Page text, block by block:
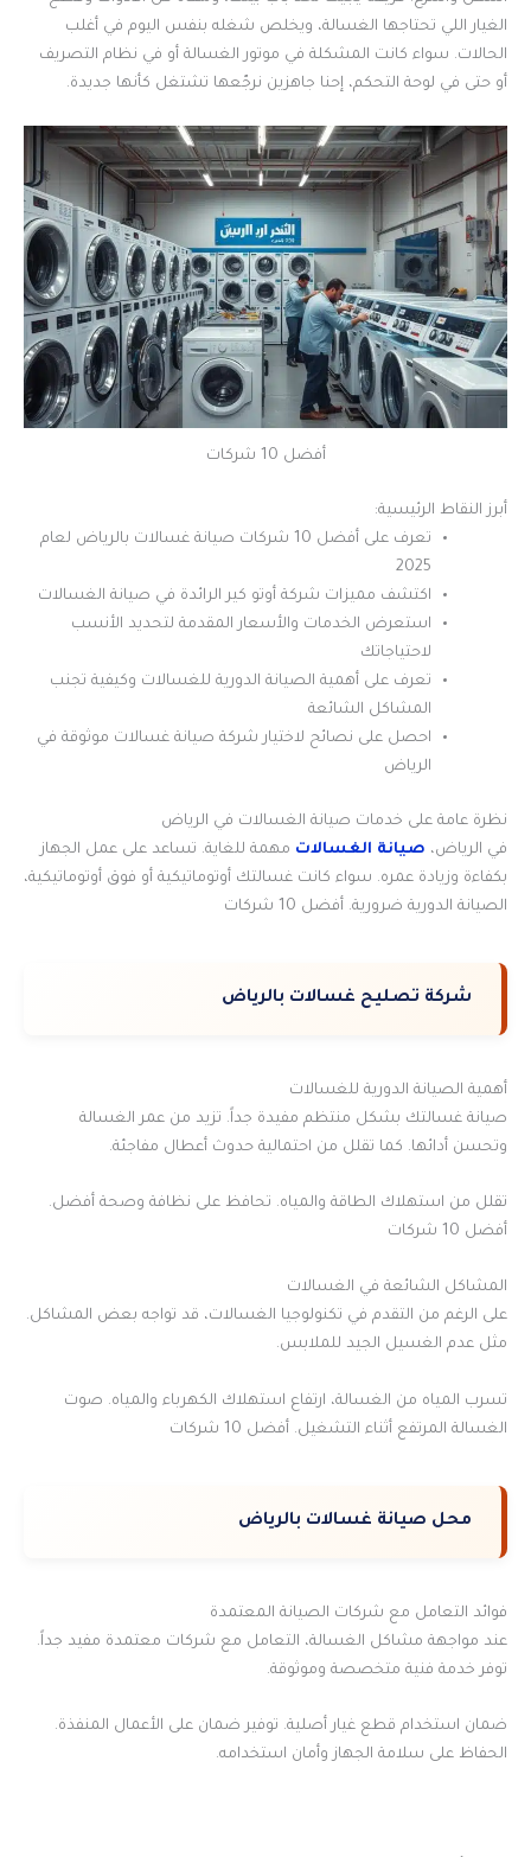
الغيار اللي تحتاجها الغسالة، ويخلص شغله بنفس اليوم في أغلب
الحالات. سواء كانت المشكلة في موتور الغسالة أو في نظام التصريف
أو حتى في لوحة التحكم، إحنا جاهزين نرجّعها تشتغل كأنها جديدة.
أفضل 10 شركات
أبرز النقاط الرئيسية:
تعرف على أفضل 10 شركات صيانة غسالات بالرياض لعام
2025
اكتشف مميزات شركة أوتو كير الرائدة في صيانة الغسالات
استعرض الخدمات والأسعار المقدمة لتحديد الأنسب
لاحتياجاتك
تعرف على أهمية الصيانة الدورية للغسالات وكيفية تجنب
المشاكل الشائعة
احصل على نصائح لاختيار شركة صيانة غسالات موثوقة في
الرياض
نظرة عامة على خدمات صيانة الغسالات في الرياض
في الرياض، صيانة الغسالات مهمة للغاية. تساعد على عمل الجهاز
بكفاءة وزيادة عمره. سواء كانت غسالتك أوتوماتيكية أو فوق أوتوماتيكية،
الصيانة الدورية ضرورية. أفضل 10 شركات
شركة تصليح غسالات بالرياض
أهمية الصيانة الدورية للغسالات
صيانة غسالتك بشكل منتظم مفيدة جداً. تزيد من عمر الغسالة
وتحسن أدائها. كما تقلل من احتمالية حدوث أعطال مفاجئة.
تقلل من استهلاك الطاقة والمياه. تحافظ على نظافة وصحة أفضل.
أفضل 10 شركات
المشاكل الشائعة في الغسالات
على الرغم من التقدم في تكنولوجيا الغسالات، قد تواجه بعض المشاكل.
مثل عدم الغسيل الجيد للملابس.
تسرب المياه من الغسالة، ارتفاع استهلاك الكهرباء والمياه. صوت
الغسالة المرتفع أثناء التشغيل. أفضل 10 شركات
محل صيانة غسالات بالرياض
فوائد التعامل مع شركات الصيانة المعتمدة
عند مواجهة مشاكل الغسالة، التعامل مع شركات معتمدة مفيد جداً.
توفر خدمة فنية متخصصة وموثوقة.
ضمان استخدام قطع غيار أصلية. توفير ضمان على الأعمال المنفذة.
الحفاظ على سلامة الجهاز وأمان استخدامه.